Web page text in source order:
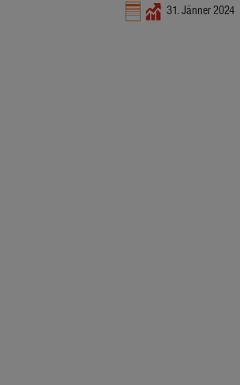
31. Jänner 2024